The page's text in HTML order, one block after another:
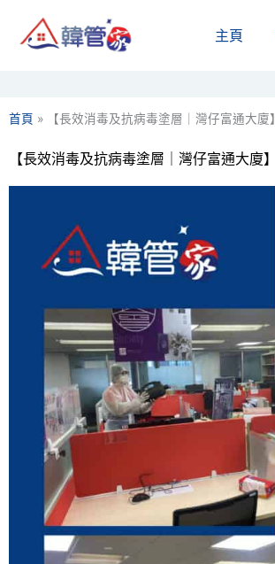
主頁
首頁 » 【長效消毒及抗病毒塗層｜灣仔富通大廈】
【長效消毒及抗病毒塗層｜灣仔富通大廈】